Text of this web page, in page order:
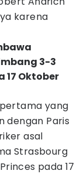
karena
3-3
17 Oktober
yang
dengan Paris
asal
Strasbourg
pada 17